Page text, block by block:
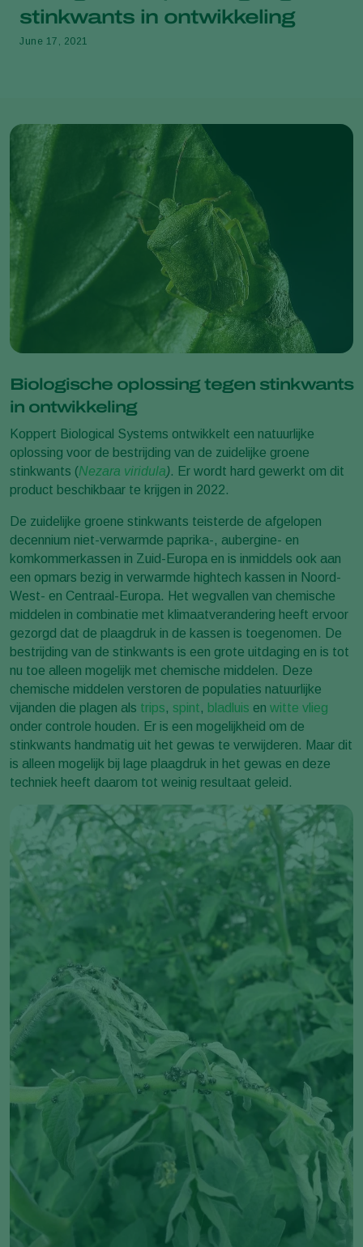
stinkwants in ontwikkeling
June 17, 2021
Biologische oplossing tegen stinkwants
in ontwikkeling
Koppert Biological Systems ontwikkelt een natuurlijke
oplossing voor de bestrijding van de zuidelijke groene
stinkwants (Nezara viridula). Er wordt hard gewerkt om dit
product beschikbaar te krijgen in 2022.
De zuidelijke groene stinkwants teisterde de afgelopen
decennium niet-verwarmde paprika-, aubergine- en
komkommerkassen in Zuid-Europa en is inmiddels ook aan
een opmars bezig in verwarmde hightech kassen in Noord-
West- en Centraal-Europa. Het wegvallen van chemische
middelen in combinatie met klimaatverandering heeft ervoor
gezorgd dat de plaagdruk in de kassen is toegenomen. De
bestrijding van de stinkwants is een grote uitdaging en is tot
nu toe alleen mogelijk met chemische middelen. Deze
chemische middelen verstoren de populaties natuurlijke
vijanden die plagen als trips, spint, bladluis en witte vlieg
onder controle houden. Er is een mogelijkheid om de
stinkwants handmatig uit het gewas te verwijderen. Maar dit
is alleen mogelijk bij lage plaagdruk in het gewas en deze
techniek heeft daarom tot weinig resultaat geleid.